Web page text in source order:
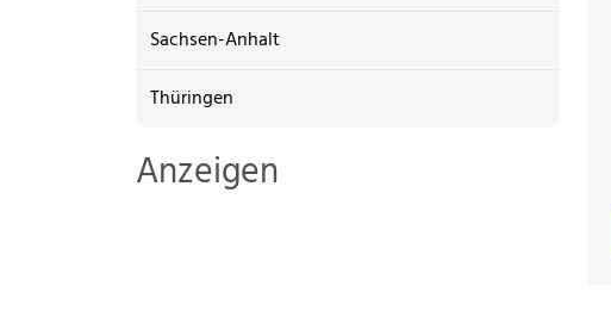
Sachsen-Anhalt
Thüringen
Anzeigen